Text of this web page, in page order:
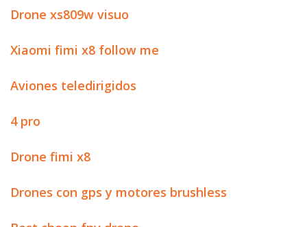
Drone xs809w visuo
Xiaomi fimi x8 follow me
Aviones teledirigidos
4 pro
Drone fimi x8
Drones con gps y motores brushless